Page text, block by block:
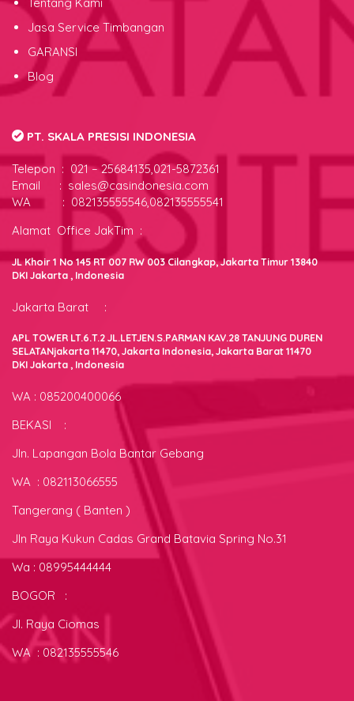
Jasa Service Timbangan
GARANSI
Blog
PT. SKALA PRESISI INDONESIA
Telepon : 021 – 25684135,021-5872361
Email : sales@casindonesia.com
WA : 082135555546,082135555541
Alamat Office JakTim :
JL Khoir 1 No 145 RT 007 RW 003 Cilangkap, Jakarta Timur 13840
DKI Jakarta , Indonesia
Jakarta Barat :
APL TOWER LT.6.T.2 JL.LETJEN.S.PARMAN KAV.28 TANJUNG DUREN
SELATANjakarta 11470, Jakarta Indonesia, Jakarta Barat 11470
DKI Jakarta , Indonesia
WA : 085200400066
BEKASI :
Jln. Lapangan Bola Bantar Gebang
WA : 082113066555
Tangerang ( Banten )
Jln Raya Kukun Cadas Grand Batavia Spring No.31
Wa : 08995444444
BOGOR :
Jl. Raya Ciomas
WA : 082135555546